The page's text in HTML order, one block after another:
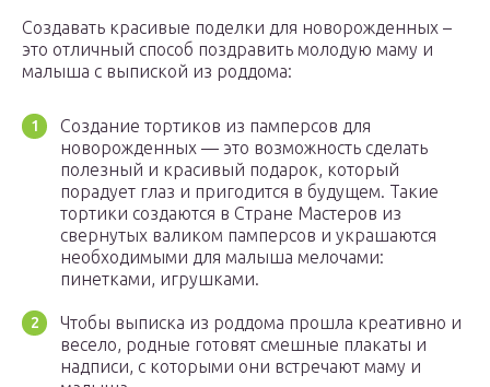
Создавать красивые поделки для новорожденных –
это отличный способ поздравить молодую маму и
малыша с выпиской из роддома:
Создание тортиков из памперсов для
новорожденных — это возможность сделать
полезный и красивый подарок, который
порадует глаз и пригодится в будущем. Такие
тортики создаются в Стране Мастеров из
свернутых валиком памперсов и украшаются
необходимыми для малыша мелочами:
пинетками, игрушками.
Чтобы выписка из роддома прошла креативно и
весело, родные готовят смешные плакаты и
надписи, с которыми они встречают маму и